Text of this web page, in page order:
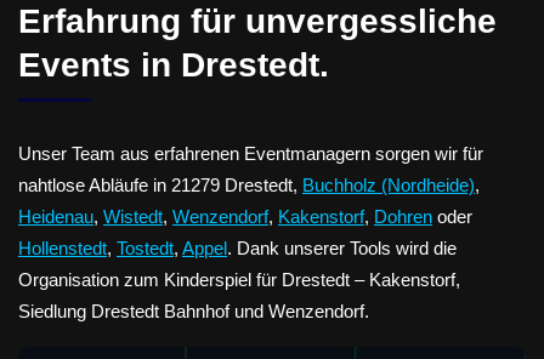
Erfahrung für unvergessliche
Events in Drestedt.
Unser Team aus erfahrenen Eventmanagern sorgen wir für
nahtlose Abläufe in 21279 Drestedt, Buchholz (Nordheide),
Heidenau, Wistedt, Wenzendorf, Kakenstorf, Dohren oder
Hollenstedt, Tostedt, Appel. Dank unserer Tools wird die
Organisation zum Kinderspiel für Drestedt – Kakenstorf,
Siedlung Drestedt Bahnhof und Wenzendorf.